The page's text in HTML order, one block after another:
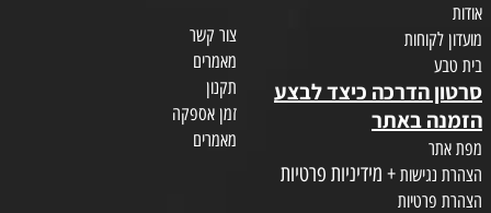
אודות
מועדון לקוחות
בית טבע
סרטון הדרכה כיצד לבצע
הזמנה באתר
מפת אתר
הצהרת נגישות + מידיניות פרטיות
הצהרת פרטיות
צור קשר
מאמרים
תקנון
זמן אספקה
מאמרים